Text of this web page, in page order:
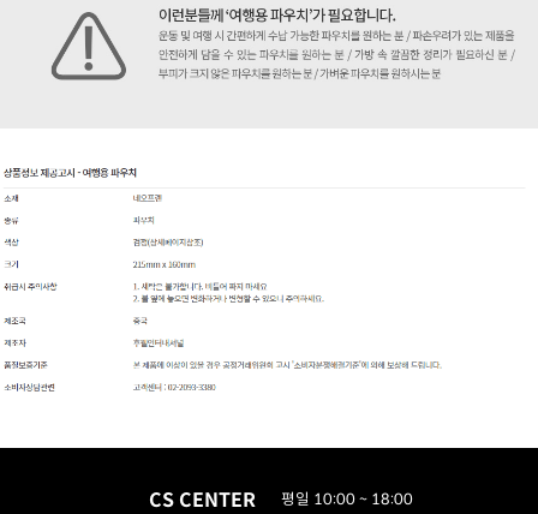
CS CENTER
평일 10:00 ~ 18:00